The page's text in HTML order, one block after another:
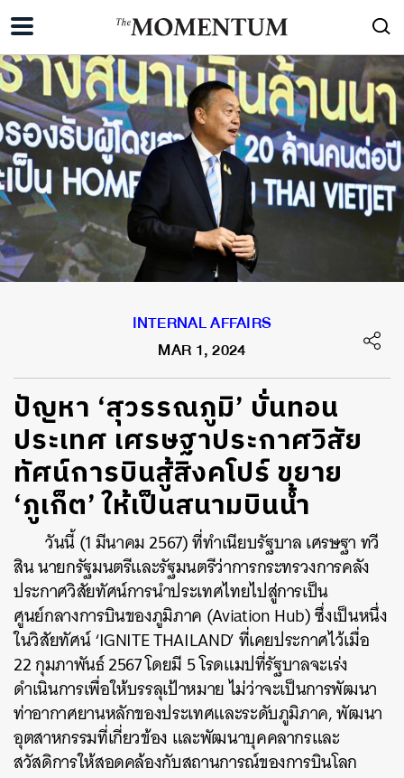
INTERNAL AFFAIRS
MAR 1, 2024
ปัญหา ‘สุวรรณภูมิ’ บั่นทอน
ประเทศ เศรษฐาประกาศวิสัย
ทัศน์การบินสู้สิงคโปร์ ขยาย
‘ภูเก็ต’ ให้เป็นสนามบินน้ำ
วันนี้ (1 มีนาคม 2567) ที่ทำเนียบรัฐบาล เศรษฐา ทวี
สิน นายกรัฐมนตรีและรัฐมนตรีว่าการกระทรวงการคลัง
ประกาศวิสัยทัศน์การนำประเทศไทยไปสู่การเป็น
ศูนย์กลางการบินของภูมิภาค (Aviation Hub) ซึ่งเป็นหนึ่ง
ในวิสัยทัศน์ ‘IGNITE THAILAND’ ที่เคยประกาศไว้เมื่อ
22 กุมภาพันธ์ 2567 โดยมี 5 โรดแมปที่รัฐบาลจะเร่ง
ดำเนินการเพื่อให้บรรลุเป้าหมาย ไม่ว่าจะเป็นการพัฒนา
ท่าอากาศยานหลักของประเทศและระดับภูมิภาค, พัฒนา
อุตสาหกรรมที่เกี่ยวข้อง และพัฒนาบุคคลากรและ
สวัสดิการให้สอดคล้องกับสถานการณ์ของการบินโลก